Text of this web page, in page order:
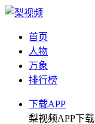
首页
人物
万象
排行榜
下载APP
梨视频APP下载